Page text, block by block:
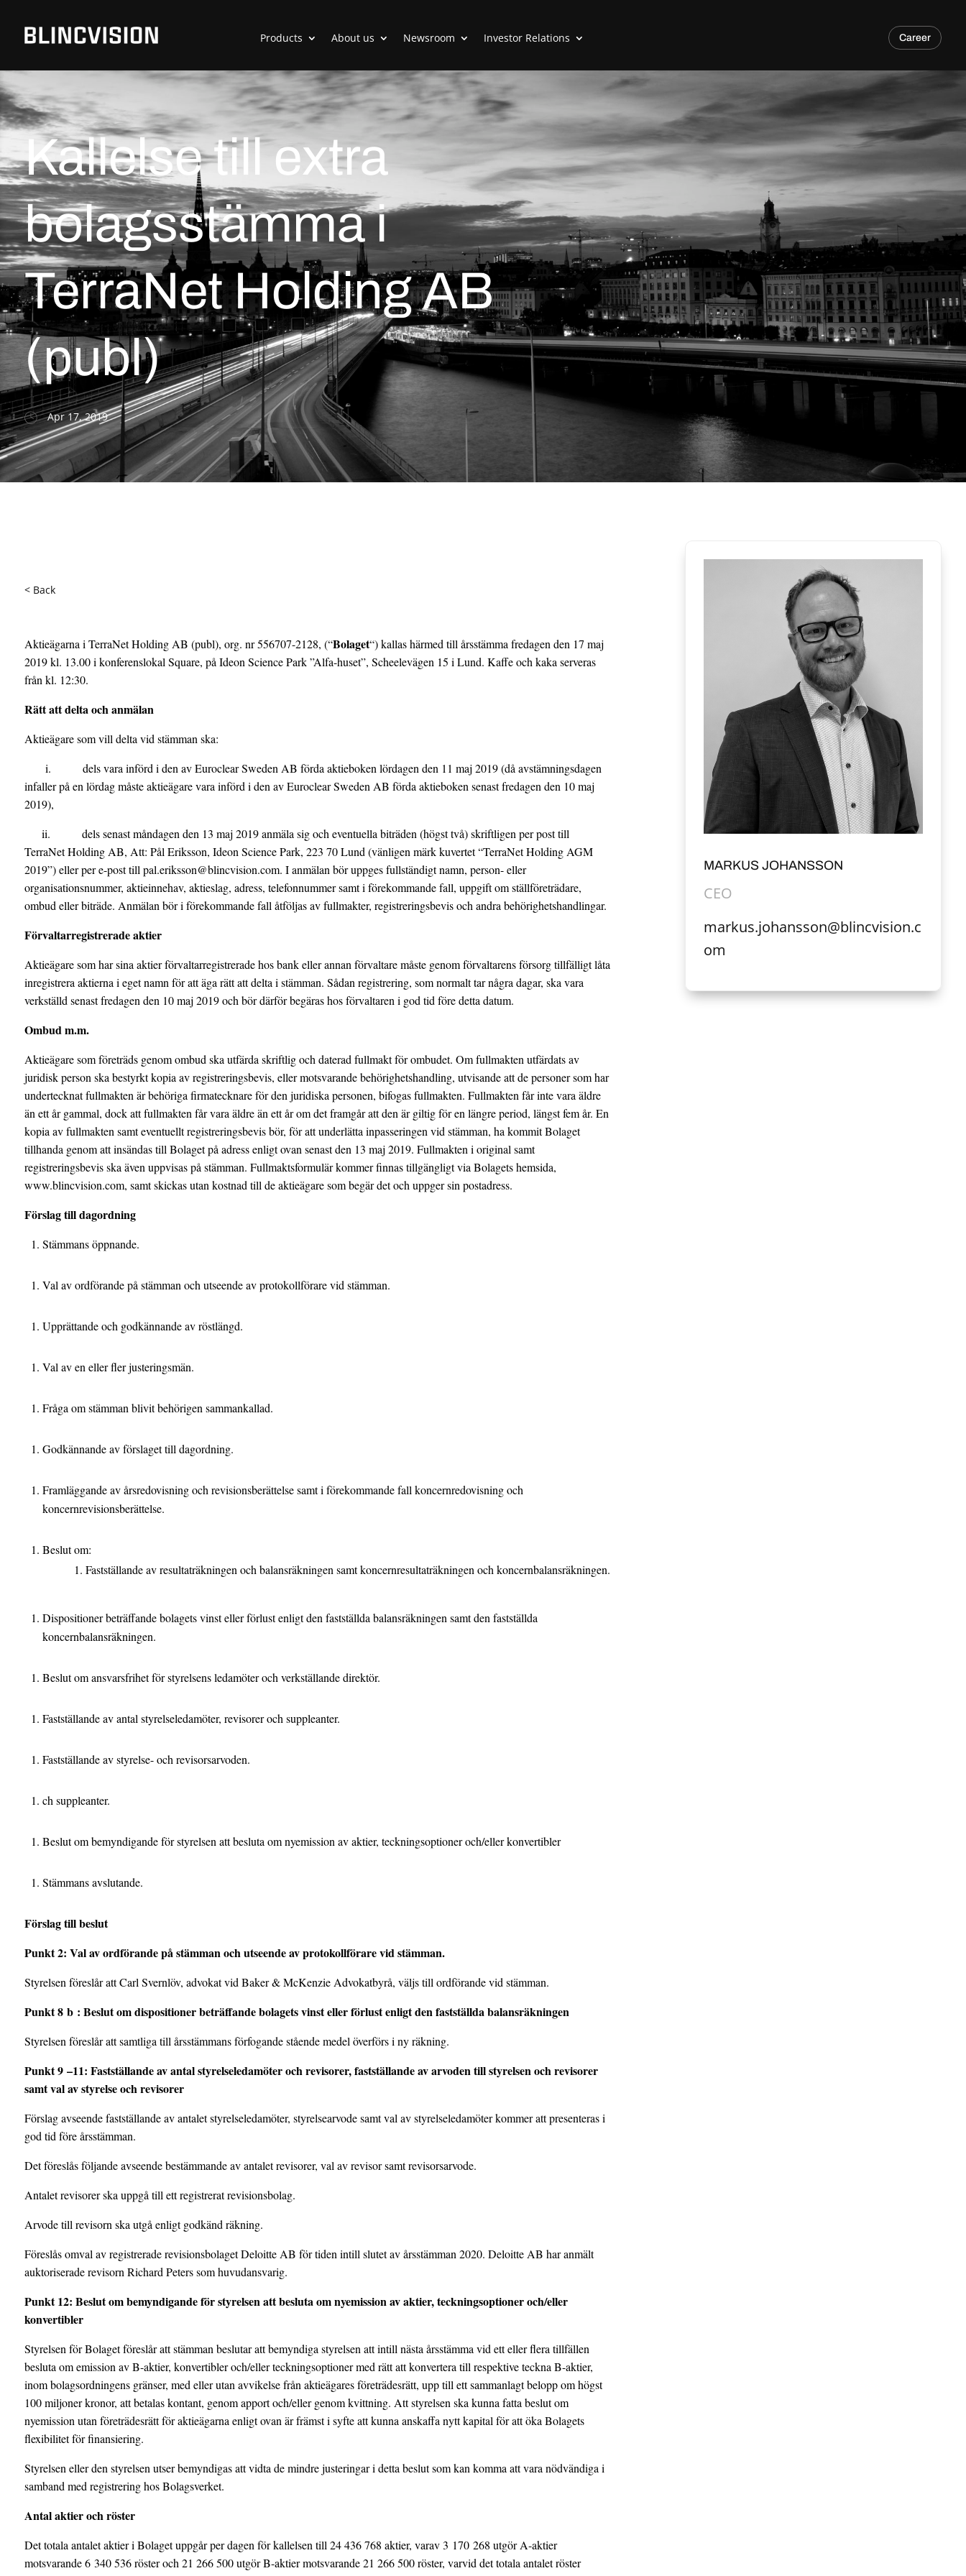
Products About us Newsroom Investor Relations Career
Kallelse till extra
bolagsstämma i
TerraNet Holding AB
(publ)
Apr 17, 2019
< Back
Aktieägarna i TerraNet Holding AB (publ), org. nr 556707-2128, (“Bolaget“) kallas härmed till årsstämma fredagen den 17 maj
2019 kl. 13.00 i konferenslokal Square, på Ideon Science Park ”Alfa-huset”, Scheelevägen 15 i Lund. Kaffe och kaka serveras
från kl. 12:30.
Rätt att delta och anmälan
Aktieägare som vill delta vid stämman ska:
i.
dels vara införd i den av Euroclear Sweden AB förda aktieboken lördagen den 11 maj 2019 (då avstämningsdagen
infaller på en lördag måste aktieägare vara införd i den av Euroclear Sweden AB förda aktieboken senast fredagen den 10 maj
2019),
ii.
dels senast måndagen den 13 maj 2019 anmäla sig och eventuella biträden (högst två) skriftligen per post till
TerraNet Holding AB, Att: Pål Eriksson, Ideon Science Park, 223 70 Lund (vänligen märk kuvertet “TerraNet Holding AGM
2019”) eller per e-post till pal.eriksson@blincvision.com. I anmälan bör uppges fullständigt namn, person- eller
organisationsnummer, aktieinnehav, aktieslag, adress, telefonnummer samt i förekommande fall, uppgift om ställföreträdare,
ombud eller biträde. Anmälan bör i förekommande fall åtföljas av fullmakter, registreringsbevis och andra behörighetshandlingar.
Förvaltarregistrerade aktier
Aktieägare som har sina aktier förvaltarregistrerade hos bank eller annan förvaltare måste genom förvaltarens försorg tillfälligt låta
inregistrera aktierna i eget namn för att äga rätt att delta i stämman. Sådan registrering, som normalt tar några dagar, ska vara
verkställd senast fredagen den 10 maj 2019 och bör därför begäras hos förvaltaren i god tid före detta datum.
Ombud m.m.
Aktieägare som företräds genom ombud ska utfärda skriftlig och daterad fullmakt för ombudet. Om fullmakten utfärdats av
juridisk person ska bestyrkt kopia av registreringsbevis, eller motsvarande behörighetshandling, utvisande att de personer som har
undertecknat fullmakten är behöriga firmatecknare för den juridiska personen, bifogas fullmakten. Fullmakten får inte vara äldre
än ett år gammal, dock att fullmakten får vara äldre än ett år om det framgår att den är giltig för en längre period, längst fem år. En
kopia av fullmakten samt eventuellt registreringsbevis bör, för att underlätta inpasseringen vid stämman, ha kommit Bolaget
tillhanda genom att insändas till Bolaget på adress enligt ovan senast den 13 maj 2019. Fullmakten i original samt
registreringsbevis ska även uppvisas på stämman. Fullmaktsformulär kommer finnas tillgängligt via Bolagets hemsida,
www.blincvision.com, samt skickas utan kostnad till de aktieägare som begär det och uppger sin postadress.
Förslag till dagordning
Stämmans öppnande.
Val av ordförande på stämman och utseende av protokollförare vid stämman.
Upprättande och godkännande av röstlängd.
Val av en eller fler justeringsmän.
Fråga om stämman blivit behörigen sammankallad.
Godkännande av förslaget till dagordning.
Framläggande av årsredovisning och revisionsberättelse samt i förekommande fall koncernredovisning och
koncernrevisionsberättelse.
Beslut om:
Fastställande av resultaträkningen och balansräkningen samt koncernresultaträkningen och koncernbalansräkningen.
Dispositioner beträffande bolagets vinst eller förlust enligt den fastställda balansräkningen samt den fastställda
koncernbalansräkningen.
Beslut om ansvarsfrihet för styrelsens ledamöter och verkställande direktör.
Fastställande av antal styrelseledamöter, revisorer och suppleanter.
Fastställande av styrelse- och revisorsarvoden.
ch suppleanter.
Beslut om bemyndigande för styrelsen att besluta om nyemission av aktier, teckningsoptioner och/eller konvertibler
Stämmans avslutande.
Förslag till beslut
Punkt2: Val av ordförande på stämman och utseende av protokollförare vid stämman.
Styrelsen föreslår att Carl Svernlöv, advokat vid Baker & McKenzie Advokatbyrå, väljs till ordförande vid stämman.
Punkt8 b : Beslut om dispositioner beträffande bolagets vinst eller förlust enligt den fastställda balansräkningen
Styrelsen föreslår att samtliga till årsstämmans förfogande stående medel överförs i ny räkning.
Punkt9 –11: Fastställande av antal styrelseledamöter och revisorer, fastställande av arvoden till styrelsen och revisorer
samt val av styrelse och revisorer
Förslag avseende fastställande av antalet styrelseledamöter, styrelsearvode samt val av styrelseledamöter kommer att presenteras i
god tid före årsstämman.
Det föreslås följande avseende bestämmande av antalet revisorer, val av revisor samt revisorsarvode.
Antalet revisorer ska uppgå till ett registrerat revisionsbolag.
Arvode till revisorn ska utgå enligt godkänd räkning.
Föreslås omval av registrerade revisionsbolaget Deloitte AB för tiden intill slutet av årsstämman 2020. Deloitte AB har anmält
auktoriserade revisorn Richard Peters som huvudansvarig.
Punkt12: Beslut om bemyndigande för styrelsen att besluta om nyemission av aktier, teckningsoptioner och/eller
konvertibler
Styrelsen för Bolaget föreslår att stämman beslutar att bemyndiga styrelsen att intill nästa årsstämma vid ett eller flera tillfällen
besluta om emission av B-aktier, konvertibler och/eller teckningsoptioner med rätt att konvertera till respektive teckna B-aktier,
inom bolagsordningens gränser, med eller utan avvikelse från aktieägares företrädesrätt, upp till ett sammanlagt belopp om högst
100 miljoner kronor, att betalas kontant, genom apport och/eller genom kvittning. Att styrelsen ska kunna fatta beslut om
nyemission utan företrädesrätt för aktieägarna enligt ovan är främst i syfte att kunna anskaffa nytt kapital för att öka Bolagets
flexibilitet för finansiering.
Styrelsen eller den styrelsen utser bemyndigas att vidta de mindre justeringar i detta beslut som kan komma att vara nödvändiga i
samband med registrering hos Bolagsverket.
Antal aktier och röster
Det totala antalet aktier i Bolaget uppgår per dagen för kallelsen till 24 436 768 aktier, varav 3 170 268 utgör A-aktier
motsvarande 6 340 536 röster och 21 266 500 utgör B-aktier motsvarande 21 266 500 röster, varvid det totala antalet röster
MARKUS JOHANSSON
CEO
markus.johansson@blincvision.c
om